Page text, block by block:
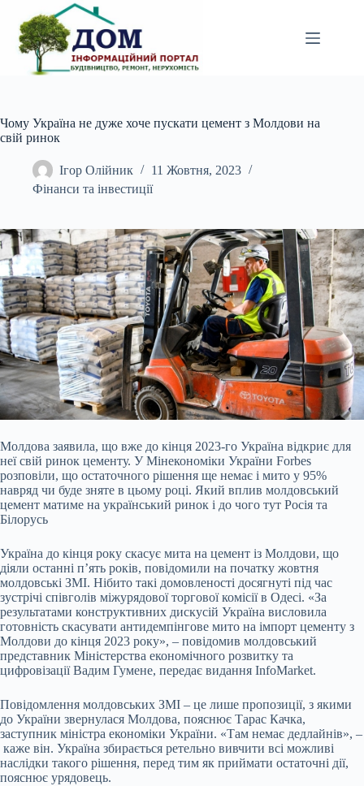
вмісту
Чому Україна не дуже хоче пускати цемент з Молдови на
свій ринок
Ігор Олійник
11 Жовтня, 2023
Фінанси та інвестиції
Молдова заявила, що вже до кінця 2023-го Україна відкриє для
неї свій ринок цементу. У Мінекономіки України Forbes
розповіли, що остаточного рішення ще немає і мито у 95%
навряд чи буде зняте в цьому році. Який вплив молдовський
цемент матиме на український ринок і до чого тут Росія та
Білорусь
Україна до кінця року скасує мита на цемент із Молдови, що
діяли останні п’ять років, повідомили на початку жовтня
молдовські ЗМІ. Нібито такі домовленості досягнуті під час
зустрічі співголів міжурядової торгової комісії в Одесі. «За
результатами конструктивних дискусій Україна висловила
готовність скасувати антидемпінгове мито на імпорт цементу з
Молдови до кінця 2023 року», – повідомив молдовський
представник Міністерства економічного розвитку та
цифровізації Вадим Гумене, передає видання InfoMarket.
Повідомлення молдовських ЗМІ – це лише пропозиції, з якими
до України звернулася Молдова, пояснює Тарас Качка,
заступник міністра економіки України. «Там немає дедлайнів», –
каже він. Україна збирається ретельно вивчити всі можливі
наслідки такого рішення, перед тим як приймати остаточні дії,
пояснює урядовець.